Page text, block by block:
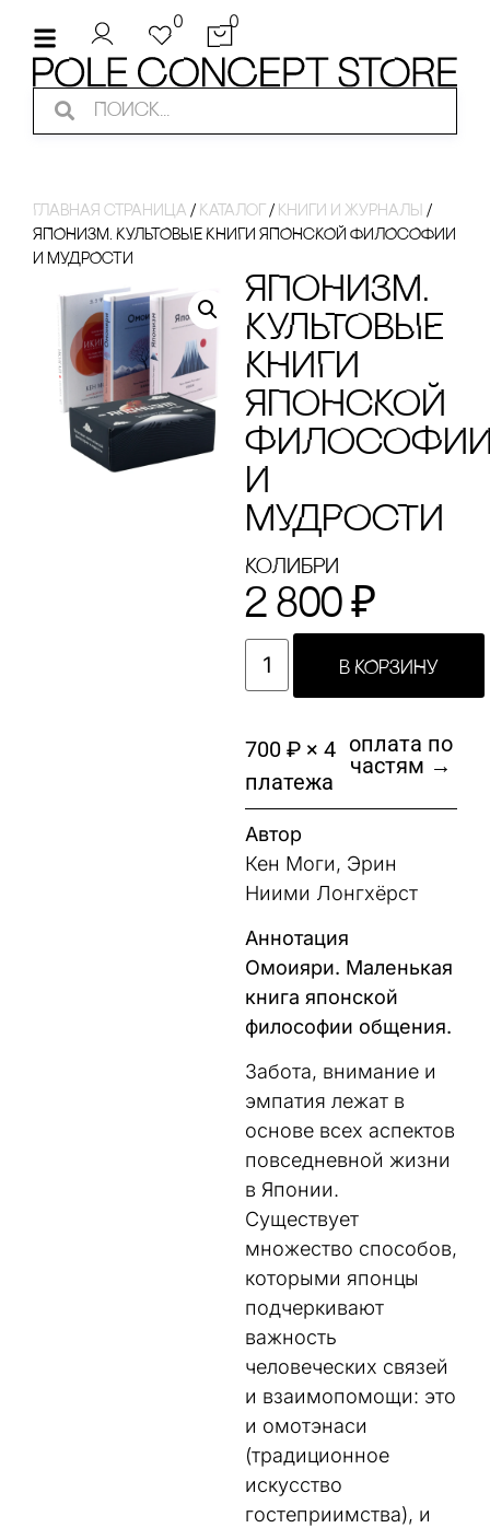
0 0
Главная страница / Каталог / кнИги И ЖуРнаЛы /
ЯПОНИЗМ. КУЛЬТОВЫЕ КНИГИ ЯПОНсКОЙ ФИЛОсОФИИ
И МУДРОсТИ
ЯПОНИЗМ.
КУЛЬТОВЫЕ
КНИГИ
ЯПОНсКОЙ
И
МУДРОсТИ
КоЛибри
2 800 ₽
В КОРЗИНУ
700 ₽ × 4
платежа
оплата по
частям →
Автор
Кен Моги, Эрин
Ниими Лонгхёрст
Аннотация
Омоияри. Маленькая
книга японской
философии общения.
Забота, внимание и
эмпатия лежат в
основе всех аспектов
повседневной жизни
в Японии.
Существует
множество способов,
которыми японцы
подчеркивают
важность
человеческих связей
и взаимопомощи: это
и омотэнаси
(традиционное
искусство
гостеприимства), и